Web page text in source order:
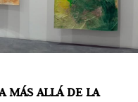
MÁS ALLÁ DE LA